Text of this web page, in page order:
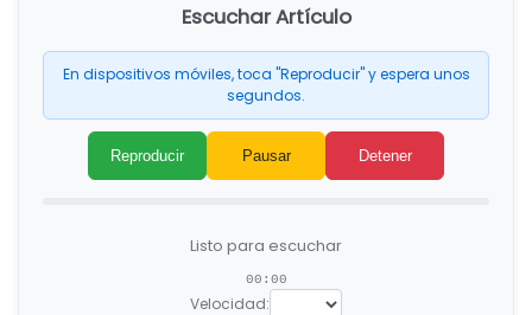
Escuchar Artículo
En dispositivos móviles, toca "Reproducir" y espera unos
segundos.
Reproducir Pausar Detener
Listo para escuchar
00:00
Velocidad: